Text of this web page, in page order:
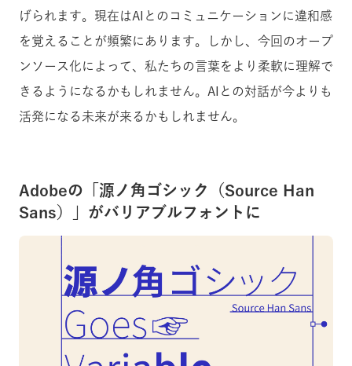
げられます。現在はAIとのコミュニケーションに違和感
を覚えることが頻繁にあります。しかし、今回のオープ
ンソース化によって、私たちの言葉をより柔軟に理解で
きるようになるかもしれません。AIとの対話が今よりも
活発になる未来が来るかもしれません。
Adobeの「源ノ角ゴシック（Source Han
Sans）」がバリアブルフォントに